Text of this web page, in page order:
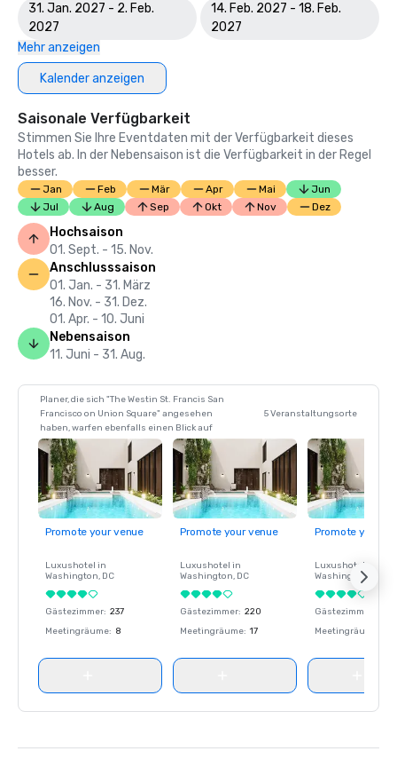
31. Jan. 2027 - 2. Feb.
2027
14. Feb. 2027 - 18. Feb.
2027
Mehr anzeigen
Kalender anzeigen
Saisonale Verfügbarkeit
Stimmen Sie Ihre Eventdaten mit der Verfügbarkeit dieses
Hotels ab. In der Nebensaison ist die Verfügbarkeit in der Regel
besser.
Jan Feb Mär Apr Mai
Jun
Jul
Aug Sep Okt Nov Dez
Hochsaison
01. Sept. - 15. Nov.
Anschlusssaison
01. Jan. - 31. März
16. Nov. - 31. Dez.
01. Apr. - 10. Juni
Nebensaison
11. Juni - 31. Aug.
Planer, die sich "The Westin St. Francis San
Francisco on Union Square" angesehen
haben, warfen ebenfalls einen Blick auf
5 Veranstaltungsorte
Promote your venue
Luxushotel in
Washington, DC
Gästezimmer: 237
Meetingräume: 8
Promote your venue
Luxushotel in
Washington, DC
Gästezimmer: 220
Meetingräume: 17
Promote your
Luxushotel in
Washington
Gästezimmer
Meetingräume